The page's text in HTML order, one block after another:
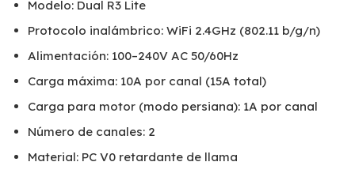
Modelo: Dual R3 Lite
Protocolo inalámbrico: WiFi 2.4GHz (802.11 b/g/n)
Alimentación: 100–240V AC 50/60Hz
Carga máxima: 10A por canal (15A total)
Carga para motor (modo persiana): 1A por canal
Número de canales: 2
Material: PC V0 retardante de llama